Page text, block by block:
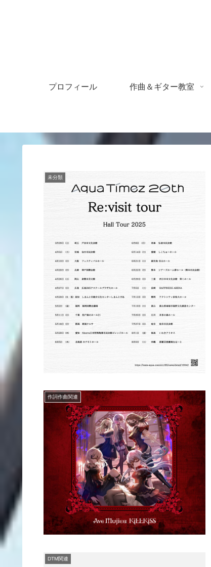
プロフィール 作曲＆ギター教室
未分類
作詞作曲関連
DTM関連